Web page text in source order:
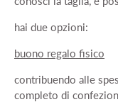
hai due opzioni:
buono regalo fisico
contribuendo alle
completo di